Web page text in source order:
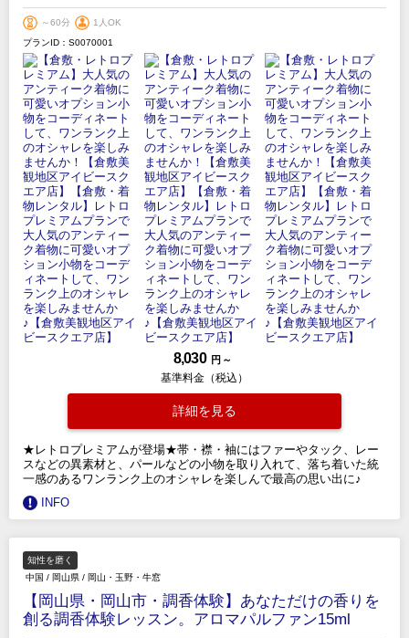
～60分
1人OK
プランID：S0070001
8,030 円 ～
基準料金（税込）
詳細を見る
★レトロプレミアムが登場★帯・襟・袖にはファーやタック、レー
スなどの異素材と、パールなどの小物を取り入れて、落ち着いた統
一感のあるワンランク上のオシャレを楽しんで最高の思い出に♪
INFO
知性を磨く
中国 / 岡山県 / 岡山・玉野・牛窓
【岡山県・岡山市・調香体験】あなただけの香りを
創る調香体験レッスン。アロマパルファン15ml